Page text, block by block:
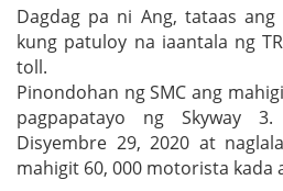
Dagdag pa ni Ang, tataas ang
kung patuloy na iaantala ng
toll.
Pinondohan ng SMC ang
pagpapatayo ng Skyway
Disyembre 29, 2020 at
mahigit 60, 000 motorista kada